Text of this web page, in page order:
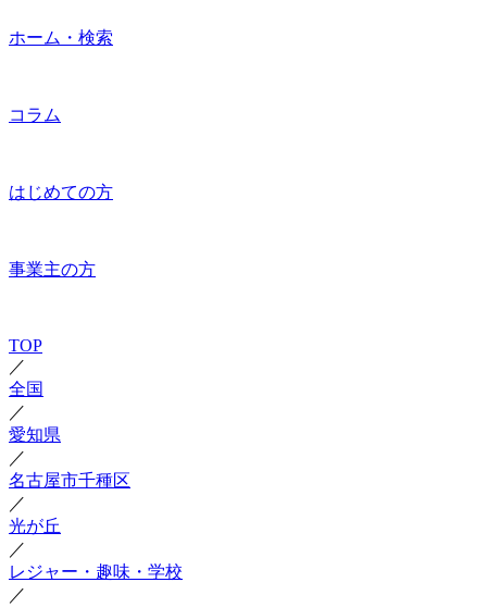
ホーム・検索
コラム
はじめての方
事業主の方
TOP
／
全国
／
愛知県
／
名古屋市千種区
／
光が丘
／
レジャー・趣味・学校
／